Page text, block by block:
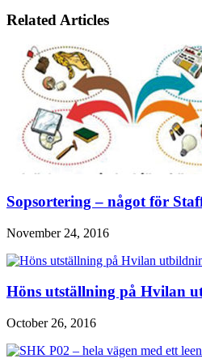
Related Articles
Sopsortering – något för
November 24, 2016
Höns utställning på Hvilan
October 26, 2016